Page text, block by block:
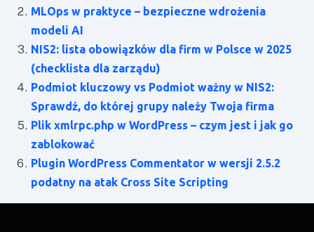
MLOps w praktyce – bezpieczne wdrożenia
modeli AI
NIS2: lista obowiązków dla firm w Polsce w 2025
(checklista dla zarządu)
Podmiot kluczowy vs Podmiot ważny w NIS2:
Sprawdź, do której grupy należy Twoja firma
Plik xmlrpc.php w WordPress – czym jest i jak go
zablokować
Plugin WordPress Commentator w wersji 2.5.2
podatny na atak Cross Site Scripting